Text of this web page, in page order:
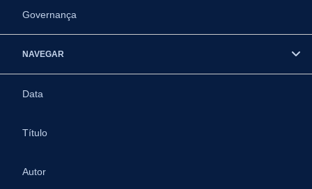
Governança
NAVEGAR
Data
Título
Autor